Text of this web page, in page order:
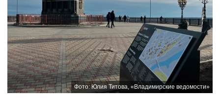
Фото: Юлия Титова, «Владимирские ведомости»